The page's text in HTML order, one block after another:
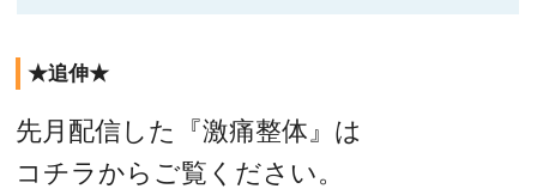
★追伸★
先月配信した『激痛整体』は
コチラからご覧ください。